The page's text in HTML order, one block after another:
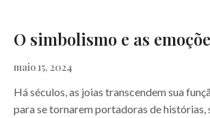
O simbolismo e as
maio 15, 2024
Há séculos, as joias transcendem sua
para se tornarem portadoras de histórias,